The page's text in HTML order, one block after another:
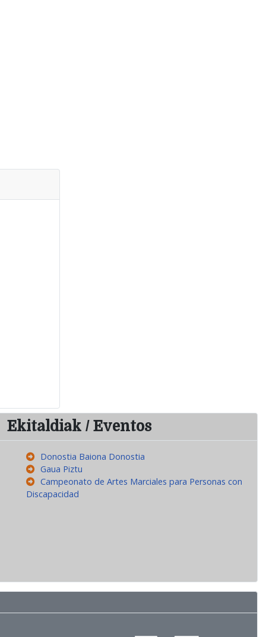
Ekitaldiak / Eventos
Donostia Baiona Donostia
Gaua Piztu
Campeonato de Artes Marciales para Personas con
Discapacidad